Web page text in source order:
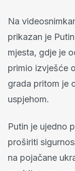
Na
prikazan je
mjesta, gdje je
primio izvješće
grada pritom je
uspjehom.
Putin je ujedno
proširiti
na pojačane